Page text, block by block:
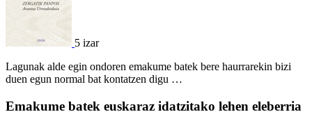
5 izar
Lagunak alde egin ondoren emakume batek bere haurrarekin bizi
duen egun normal bat kontatzen digu …
Emakume batek euskaraz idatzitako lehen eleberria